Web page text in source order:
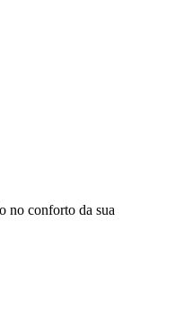
no conforto da sua